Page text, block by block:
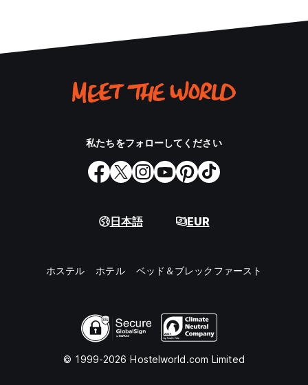
私たちをフォローしてください
日本語 EUR
ホステル ホテル ベッド＆ブレックファースト
© 1999-2026 Hostelworld.com Limited